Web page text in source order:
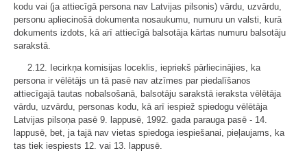
kodu vai (ja attiecīgā persona nav Latvijas pilsonis) vārdu, uzvārdu,
personu apliecinošā dokumenta nosaukumu, numuru un valsti, kurā
dokuments izdots, kā arī attiecīgā balsotāja kārtas numuru balsotāju
sarakstā.
2.12. Iecirkņa komisijas loceklis, iepriekš pārliecinājies, ka
persona ir vēlētājs un tā pasē nav atzīmes par piedalīšanos
attiecīgajā tautas nobalsošanā, balsotāju sarakstā ieraksta vēlētāja
vārdu, uzvārdu, personas kodu, kā arī iespiež spiedogu vēlētāja
Latvijas pilsoņa pasē 9. lappusē, 1992. gada parauga pasē - 14.
lappusē, bet, ja tajā nav vietas spiedoga iespiešanai, pieļaujams, ka
tas tiek iespiests 12. vai 13. lappusē.